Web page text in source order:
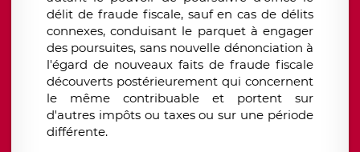
délit de fraude fiscale, sauf en cas de délits
connexes, conduisant le parquet à engager
des poursuites, sans nouvelle dénonciation à
l'égard de nouveaux faits de fraude fiscale
découverts postérieurement qui concernent
le même contribuable et portent sur
d'autres impôts ou taxes ou sur une période
différente.